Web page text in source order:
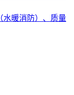
水暖消防）、质量